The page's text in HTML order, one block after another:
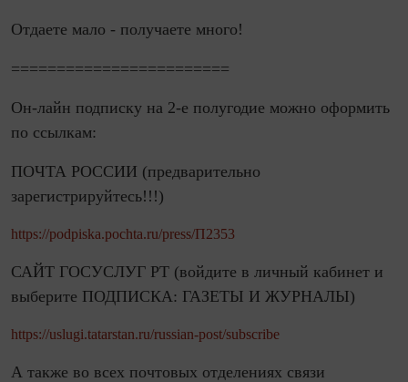
Отдаете мало - получаете много!
========================
Он-лайн подписку на 2-е полугодие можно оформить
по ссылкам:
ПОЧТА РОССИИ (предварительно
зарегистрируйтесь!!!)
https://podpiska.pochta.ru/press/П2353
САЙТ ГОСУСЛУГ РТ (войдите в личный кабинет и
выберите ПОДПИСКА: ГАЗЕТЫ И ЖУРНАЛЫ)
https://uslugi.tatarstan.ru/russian-post/subscribe
А также во всех почтовых отделениях связи